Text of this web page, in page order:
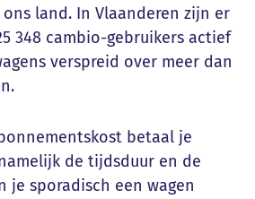
land. In Vlaanderen zijn er
348 cambio-gebruikers actief
verspreid over meer dan
betaal je
de tijdsduur en de
je sporadisch een wagen